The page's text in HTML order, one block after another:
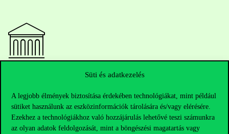
Süti és adatkezelés
A legjobb élmények biztosítása érdekében technológiákat, mint például
sütiket használunk az eszközinformációk tárolására és/vagy elérésére.
Ezekhez a technológiákhoz való hozzájárulás lehetővé teszi számunkra
az olyan adatok feldolgozását, mint a böngészési magatartás vagy
Telefonszám:+36 1 482 5000